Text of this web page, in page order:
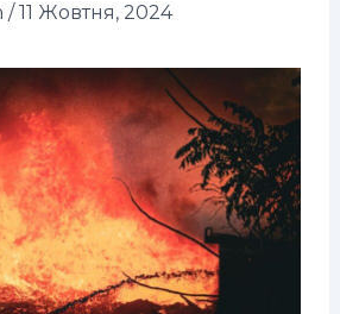
/ 11 Жовтня, 2024